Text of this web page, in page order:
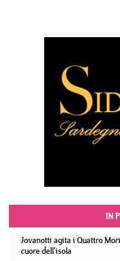
IN
Jovanotti agita i Quattro
cuore dell'isola